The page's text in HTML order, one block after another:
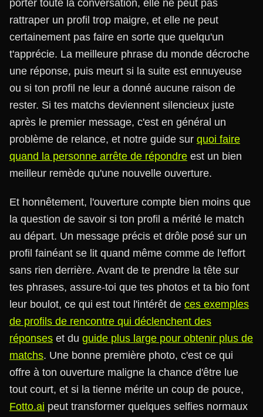
porter toute la conversation, elle ne peut pas
rattraper un profil trop maigre, et elle ne peut
certainement pas faire en sorte que quelqu'un
t'apprécie. La meilleure phrase du monde décroche
une réponse, puis meurt si la suite est ennuyeuse
ou si ton profil ne leur a donné aucune raison de
rester. Si tes matchs deviennent silencieux juste
après le premier message, c'est en général un
problème de relance, et notre guide sur quoi faire
quand la personne arrête de répondre est un bien
meilleur remède qu'une nouvelle ouverture.
Et honnêtement, l'ouverture compte bien moins que
la question de savoir si ton profil a mérité le match
au départ. Un message précis et drôle posé sur un
profil fainéant se lit quand même comme de l'effort
sans rien derrière. Avant de te prendre la tête sur
tes phrases, assure-toi que tes photos et ta bio font
leur boulot, ce qui est tout l'intérêt de ces exemples
de profils de rencontre qui déclenchent des
réponses et du guide plus large pour obtenir plus de
matchs. Une bonne première photo, c'est ce qui
offre à ton ouverture maligne la chance d'être lue
tout court, et si la tienne mérite un coup de pouce,
Fotto.ai peut transformer quelques selfies normaux